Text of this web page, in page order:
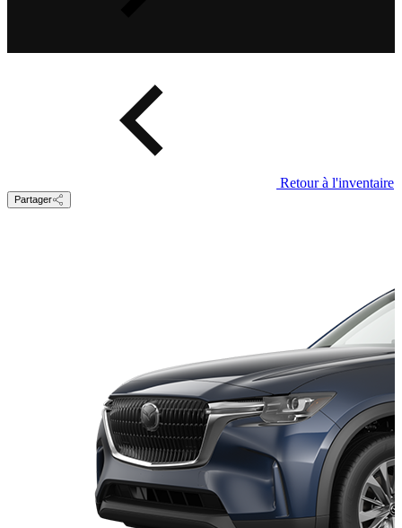
Retour à l'inventaire
Partager